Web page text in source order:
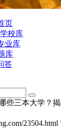
页
学校库
业库
库
答
些三本大学？
23504.html